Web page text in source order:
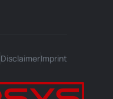
DisclaimerImprint